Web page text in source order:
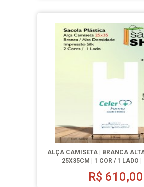
ALÇA CAMISETA | BRANCA ALTA
25X35CM | 1 COR / 1 LADO |
R$ 610,00